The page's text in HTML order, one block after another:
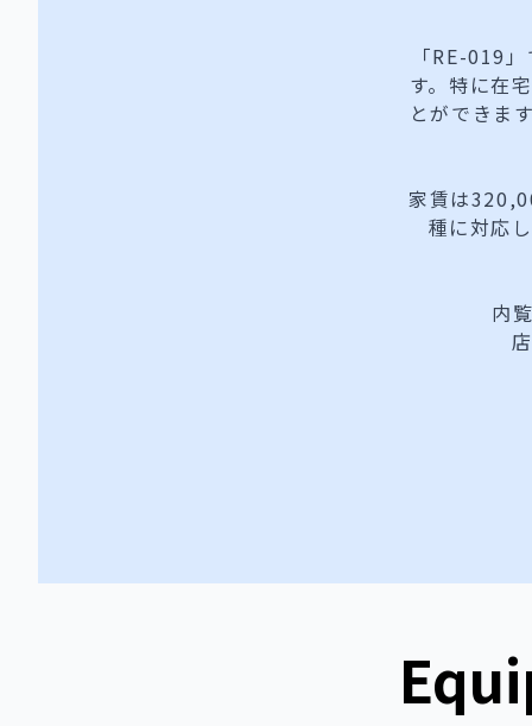
「RE-019
す。特に在
とができま
家賃は
種に対応
内